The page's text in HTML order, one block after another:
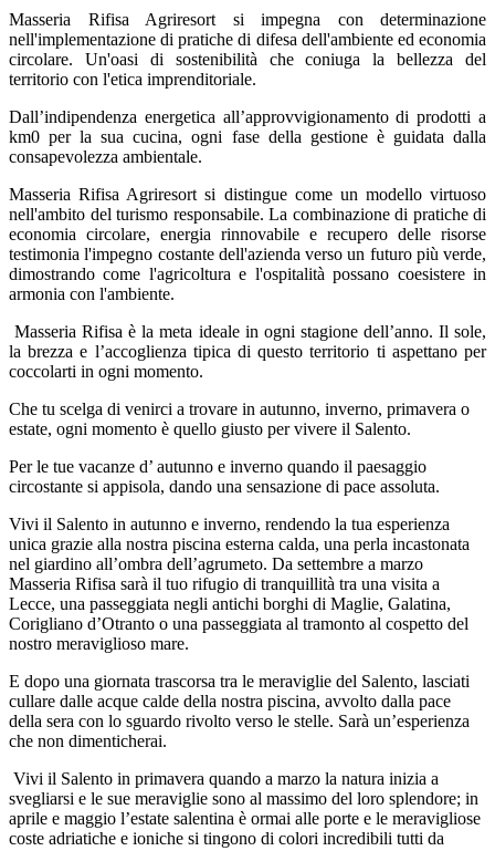
Masseria Rifisa Agriresort si impegna con determinazione
nell'implementazione di pratiche di difesa dell'ambiente ed economia
circolare. Un'oasi di sostenibilità che coniuga la bellezza del
territorio con l'etica imprenditoriale.
Dall’indipendenza energetica all’approvvigionamento di prodotti a
km0 per la sua cucina, ogni fase della gestione è guidata dalla
consapevolezza ambientale.
Masseria Rifisa Agriresort si distingue come un modello virtuoso
nell'ambito del turismo responsabile. La combinazione di pratiche di
economia circolare, energia rinnovabile e recupero delle risorse
testimonia l'impegno costante dell'azienda verso un futuro più verde,
dimostrando come l'agricoltura e l'ospitalità possano coesistere in
armonia con l'ambiente.
Masseria Rifisa è la meta ideale in ogni stagione dell’anno. Il sole,
la brezza e l’accoglienza tipica di questo territorio ti aspettano per
coccolarti in ogni momento.
Che tu scelga di venirci a trovare in autunno, inverno, primavera o
estate, ogni momento è quello giusto per vivere il Salento.
Per le tue vacanze d’ autunno e inverno quando il paesaggio
circostante si appisola, dando una sensazione di pace assoluta.
Vivi il Salento in autunno e inverno, rendendo la tua esperienza
unica grazie alla nostra piscina esterna calda, una perla incastonata
nel giardino all’ombra dell’agrumeto. Da settembre a marzo
Masseria Rifisa sarà il tuo rifugio di tranquillità tra una visita a
Lecce, una passeggiata negli antichi borghi di Maglie, Galatina,
Corigliano d’Otranto o una passeggiata al tramonto al cospetto del
nostro meraviglioso mare.
E dopo una giornata trascorsa tra le meraviglie del Salento, lasciati
cullare dalle acque calde della nostra piscina, avvolto dalla pace
della sera con lo sguardo rivolto verso le stelle. Sarà un’esperienza
che non dimenticherai.
Vivi il Salento in primavera quando a marzo la natura inizia a
svegliarsi e le sue meraviglie sono al massimo del loro splendore; in
aprile e maggio l’estate salentina è ormai alle porte e le meravigliose
coste adriatiche e ioniche si tingono di colori incredibili tutti da